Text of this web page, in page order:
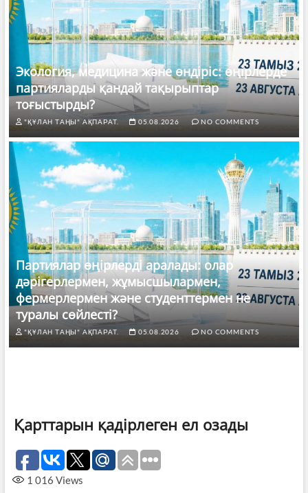
Экология, медицина және өндіріс: өңірлерде
партияларды қандай тақырыптар
тоғыстырды?
"ҚҰЛАН ТАҢЫ" АҚПАРАТ. 05.08.2026 NO COMMENTS
Партиялар өңірлерді аралады: олар
дәрігерлермен, жұмысшылармен,
фермерлермен және студенттермен не
туралы сөйлесті?
"ҚҰЛАН ТАҢЫ" АҚПАРАТ. 05.08.2026 NO COMMENTS
Қарттарын қадірлеген ел озады
1 016 Views